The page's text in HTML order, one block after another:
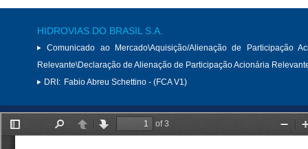
HIDROVIAS DO BRASIL S.A.
Comunicado ao Mercado\Aquisição/Alienação de Participação
Relevante\Declaração de Alienação de Participação Acionária
DRI: Fabio Abreu Schettino - (FCA V1)